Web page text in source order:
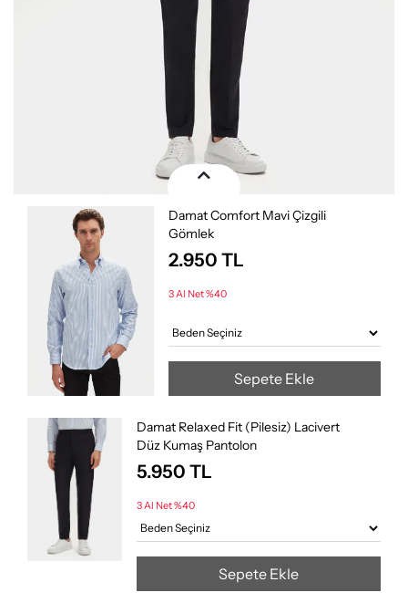
Damat Comfort Mavi Çizgili
Gömlek
2.950 TL
3 Al Net %40
Sepete Ekle
Damat Relaxed Fit (Pilesiz) Lacivert
Düz Kumaş Pantolon
5.950TL
3 Al Net %40
Sepete Ekle